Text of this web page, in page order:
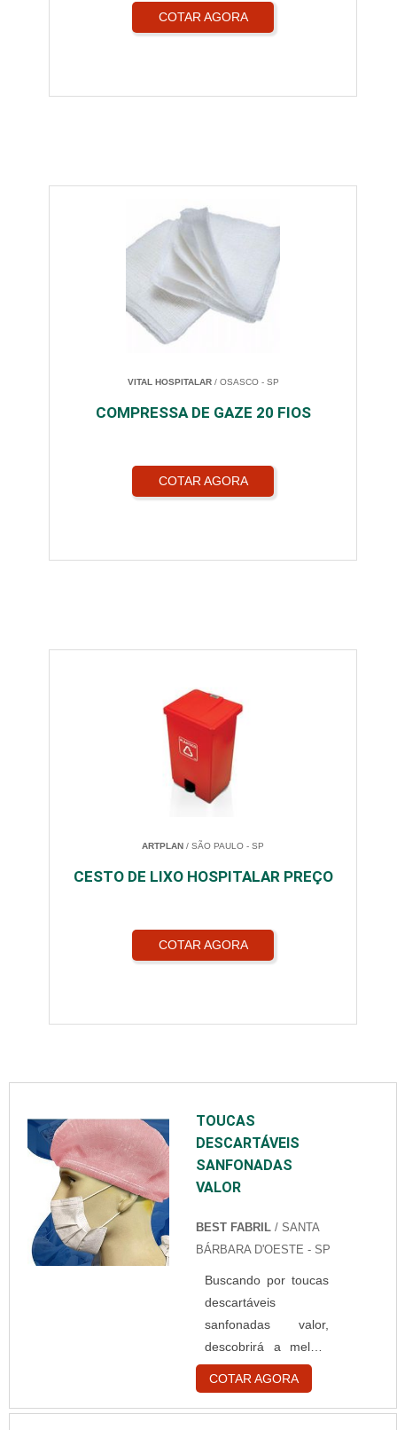
COTAR AGORA
VITAL HOSPITALAR/ OSASCO - SP
COMPRESSA DE GAZE 20 FIOS
COTAR AGORA
ARTPLAN / SÃO PAULO - SP
CESTO DE LIXO HOSPITALAR PREÇO
COTAR AGORA
TOUCAS
DESCARTÁVEIS
SANFONADAS
VALOR
BEST FABRIL / SANTA
BÁRBARA D'OESTE - SP
Buscando por toucas
descartáveis
sanfonadas valor,
descobrirá a melhor
empresa do
segmento.
Elaborando um
COTAR AGORA